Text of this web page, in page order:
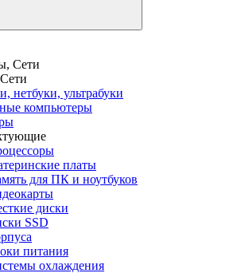
нетбуки, ультрабуки
компьютеры
платы
для ПК и ноутбуков
диски
SSD
питания
охлаждения